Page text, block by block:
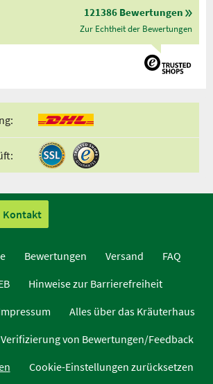
121386 Bewertungen
Zur Echtheit der Bewertungen
Kontakt
Bewertungen Versand
FAQ
Hinweise zur Barrierefreiheit
Alles über das Kräuterhaus
von Bewertungen/Feedback
Cookie-Einstellungen zurücksetzen